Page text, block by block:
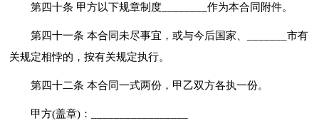
第四十条 甲方以下规章制度________作为本合同附件。
第四十一条 本合同未尽事宜，或与今后国家、_______市有
关规定相悖的，按有关规定执行。
第四十二条 本合同一式两份，甲乙双方各执一份。
甲方(盖章)：_________________